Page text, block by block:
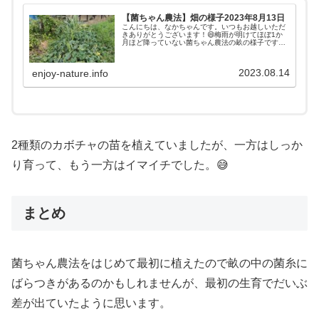
【菌ちゃん農法】畑の様子2023年8月13日
こんにちは、なかちゃんです。いつもお越しいただ
きありがとうございます！😄梅雨が明けてほぼ1か
月ほど降っていない菌ちゃん農法の畝の様子です。
enjoy-nature.info 2023.08.14
2種類のカボチャの苗を植えていましたが、一方はしっか
り育って、もう一方はイマイチでした。😅
まとめ
菌ちゃん農法をはじめて最初に植えたので畝の中の菌糸に
ばらつきがあるのかもしれませんが、最初の生育でだいぶ
差が出ていたように思います。